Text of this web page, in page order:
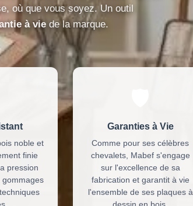
où que vous soyez. Un outil
à viede la marque.
noble et
finie
pression
gommages
Garanties à Vie
Comme pour ses célèbres
chevalets, Mabef s'engage
sur l'excellence de sa
fabrication et garantit à vie
l'ensemble de ses plaques à